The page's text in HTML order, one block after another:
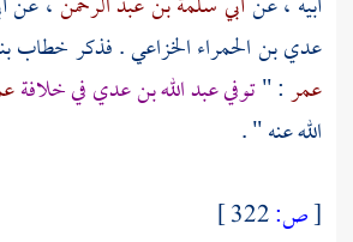
عدي بن الحمراء الخزاعي. فذكر خطاب
عمر: "توفيعبد الله بن عديفي خلافة
الله عنه " .
[ص: